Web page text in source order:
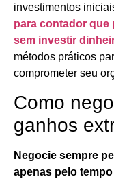
investimentos
para contador que
sem investir
métodos práticos
comprometer seu
Como
ganhos
Negocie sempre
apenas pelo